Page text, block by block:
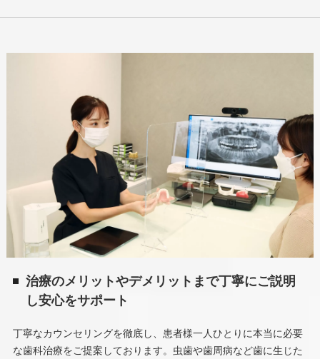
治療のメリットやデメリットまで丁寧にご説明
し安心をサポート
丁寧なカウンセリングを徹底し、患者様一人ひとりに本当に必要
な歯科治療をご提案しております。虫歯や歯周病など歯に生じた